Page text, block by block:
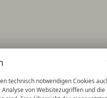
technisch notwendigen Cookies
von Websitezugriffen und die